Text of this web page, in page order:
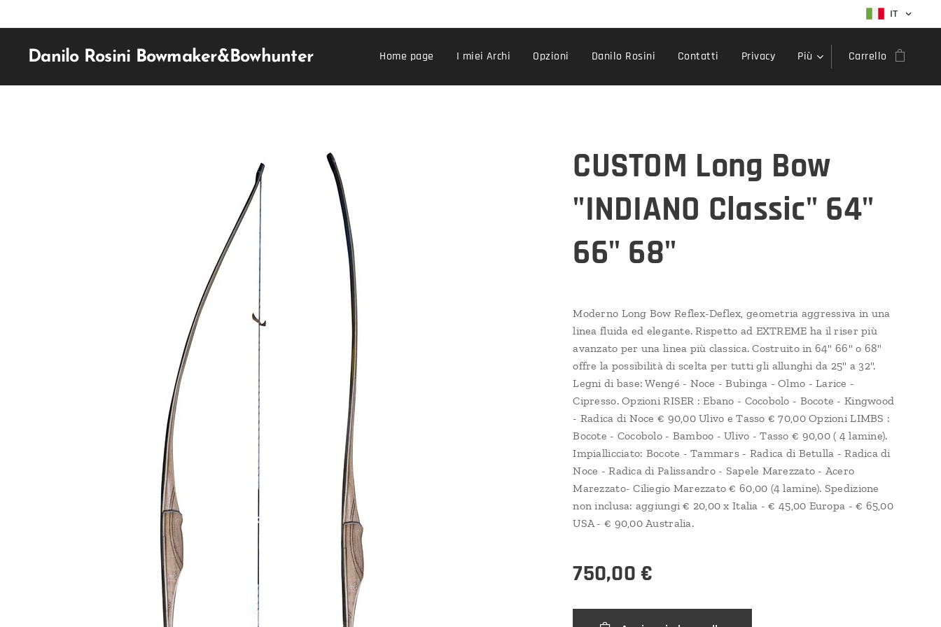
IT
Danilo Rosini Bowmaker&Bowhunter Home page I miei Archi Opzioni Danilo Rosini Contatti Privacy Più Carrello
CUSTOM Long Bow
"INDIANO Classic" 64"
66" 68"
Moderno Long Bow Reflex-Deflex, geometria aggressiva in una
linea fluida ed elegante. Rispetto ad EXTREME ha il riser più
avanzato per una linea più classica. Costruito in 64" 66" o 68"
offre la possibilità di scelta per tutti gli allunghi da 25" a 32".
Legni di base: Wengé - Noce - Bubinga - Olmo - Larice -
Cipresso. Opzioni RISER : Ebano - Cocobolo - Bocote - Kingwood
- Radica di Noce € 90,00 Ulivo e Tasso € 70,00 Opzioni LIMBS :
Bocote - Cocobolo - Bamboo - Ulivo - Tasso € 90,00 ( 4 lamine).
Impiallicciato: Bocote - Tammars - Radica di Betulla - Radica di
Noce - Radica di Palissandro - Sapele Marezzato - Acero
Marezzato- Ciliegio Marezzato € 60,00 (4 lamine). Spedizione
non inclusa: aggiungi € 20,00 x Italia - € 45,00 Europa - € 65,00
USA - € 90,00 Australia.
750,00€